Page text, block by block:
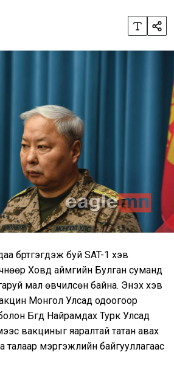
бүртгэгдэж буй SAT-1 хэв
Ховд аймгийн Булган суманд
мал өвчилсөн байна. Энэхүү хэв
Монгол Улсад одоогоор
Бүгд Найрамдах Турк Улсад
вакциныг яаралтай татан авах
талаар мэргэжлийн байгууллагаас